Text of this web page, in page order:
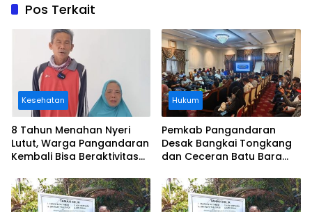
Pos Terkait
Kesehatan
8 Tahun Menahan Nyeri
Lutut, Warga Pangandaran
Kembali Bisa Beraktivitas
Ditanggung BPJS
Hukum
Pemkab Pangandaran
Desak Bangkai Tongkang
dan Ceceran Batu Bara
Buruknya Koordinasi
Perusahaan